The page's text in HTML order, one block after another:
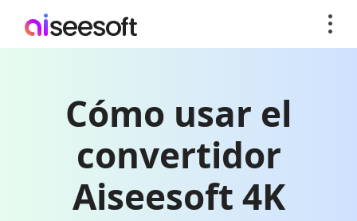
Cómo usar el
convertidor
Aiseesoft 4K